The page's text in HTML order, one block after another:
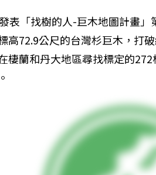
表「找樹的人-巨木地圖計畫
高72.9公尺的台灣杉巨木，打
棲蘭和丹大地區尋找標定的